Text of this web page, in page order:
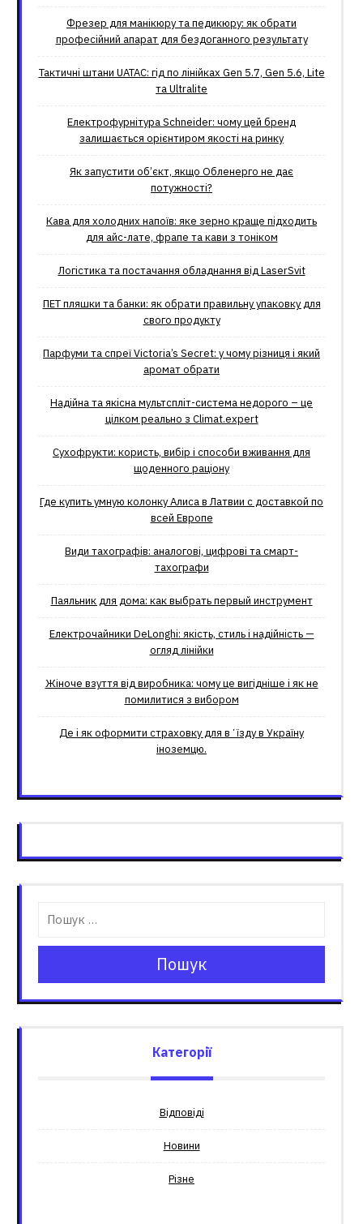
Фрезер для манікюру та педикюру: як обрати
професійний апарат для бездоганного результату
Тактичні штани UATAC: гід по лінійках Gen 5.7, Gen 5.6, Lite
та Ultralite
Електрофурнітура Schneider: чому цей бренд
залишається орієнтиром якості на ринку
Як запустити об’єкт, якщо Обленерго не дає
потужності?
Кава для холодних напоїв: яке зерно краще підходить
для айс-лате, фрапе та кави з тоніком
Логістика та постачання обладнання від LaserSvit
ПЕТ пляшки та банки: як обрати правильну упаковку для
свого продукту
Парфуми та спреї Victoria’s Secret: у чому різниця і який
аромат обрати
Надійна та якісна мультспліт-система недорого – це
цілком реально з Climat.еxpert
Сухофрукти: користь, вибір і способи вживання для
щоденного раціону
Где купить умную колонку Алиса в Латвии с доставкой по
всей Европе
Види тахографів: аналогові, цифрові та смарт-
тахографи
Паяльник для дома: как выбрать первый инструмент
Електрочайники DeLonghi: якість, стиль і надійність —
огляд лінійки
Жіноче взуття від виробника: чому це вигідніше і як не
помилитися з вибором
Де і як оформити страховку для вʼїзду в Україну
іноземцю.
Пошук
Категорії
Відповіді
Новини
Різне